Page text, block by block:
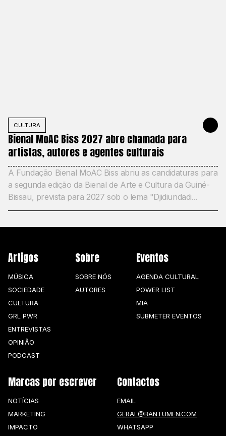
CULTURA JUNE 11,
Bienal MoAC Biss 2027 abre chamada para
artistas, autores e agentes culturais
A Fundação Bienal MoAC Biss abriu as candidaturas para
a segunda edição da Bienal de Arte e Cultura da Guiné-
Bissau, prevista para 2027 sob o lema "Djidiundadi...
Artigos
MÚSICA
SOCIEDADE
CULTURA
GRL PWR
ENTREVISTAS
OPINIÃO
PODCAST
Sobre
SOBRE NÓS
AUTORES
Eventos
AGENDA CULTURAL
POWER LIST
MIA
SUBMETER EVENTOS
Marcas por escrever
NOTÍCIAS
MARKETING
IMPACTO
Contactos
EMAIL
GERAL@BANTUMEN.COM
WHATSAPP